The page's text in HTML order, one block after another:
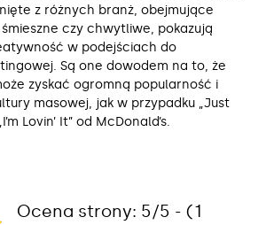
z różnych branż, obejmujące
czy chwytliwe, pokazują
w podejściach do
Są one dowodem na to, że
zyskać ogromną popularność i
masowej, jak w przypadku „Just
Lovin’ It” od McDonald’s.
Ocena strony: 5/5 - (1